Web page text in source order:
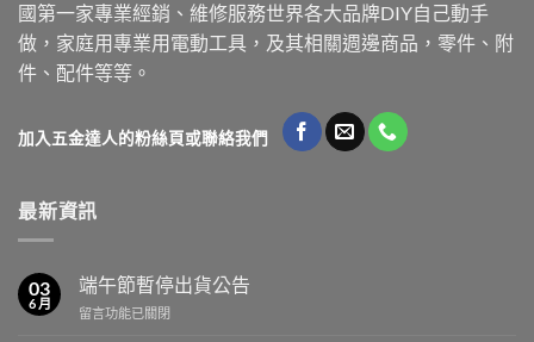
國第一家專業經銷、維修服務世界各大品牌DIY自己動手
做，家庭用專業用電動工具，及其相關週邊商品，零件、附
件、配件等等。
加入五金達人的粉絲頁或聯絡我們
最新資訊
03
6 月
端午節暫停出貨公告
在
留言功能已關閉